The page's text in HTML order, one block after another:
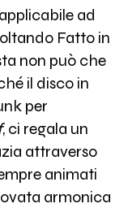
ad
Fatto in
non può che
il disco in
per
, ci regala un
attraverso
animati
armonica